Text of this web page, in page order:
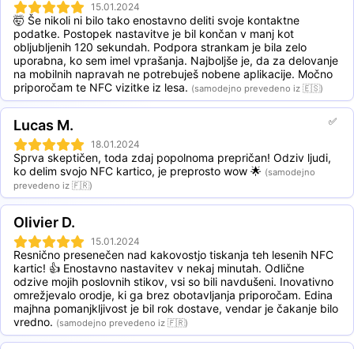
15.01.2024
🤯 Še nikoli ni bilo tako enostavno deliti svoje kontaktne
podatke. Postopek nastavitve je bil končan v manj kot
obljubljenih 120 sekundah. Podpora strankam je bila zelo
uporabna, ko sem imel vprašanja. Najboljše je, da za delovanje
na mobilnih napravah ne potrebuješ nobene aplikacije. Močno
priporočam te NFC vizitke iz lesa. (samodejno prevedeno iz 🇪🇸)
✅
Lucas M.
18.01.2024
Sprva skeptičen, toda zdaj popolnoma prepričan! Odziv ljudi,
ko delim svojo NFC kartico, je preprosto wow 🌟 (samodejno
prevedeno iz 🇫🇷)
Olivier D.
15.01.2024
Resnično presenečen nad kakovostjo tiskanja teh lesenih NFC
kartic! 👍 Enostavno nastavitev v nekaj minutah. Odlične
odzive mojih poslovnih stikov, vsi so bili navdušeni. Inovativno
omrežjevalo orodje, ki ga brez obotavljanja priporočam. Edina
majhna pomanjkljivost je bil rok dostave, vendar je čakanje bilo
vredno. (samodejno prevedeno iz 🇫🇷)